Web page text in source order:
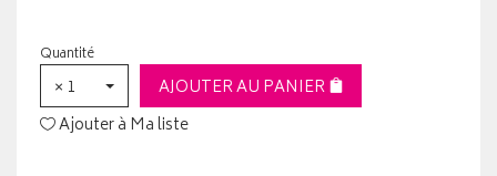
Quantité
× 1
AJOUTER AU PANIER
Ajouter à Ma liste